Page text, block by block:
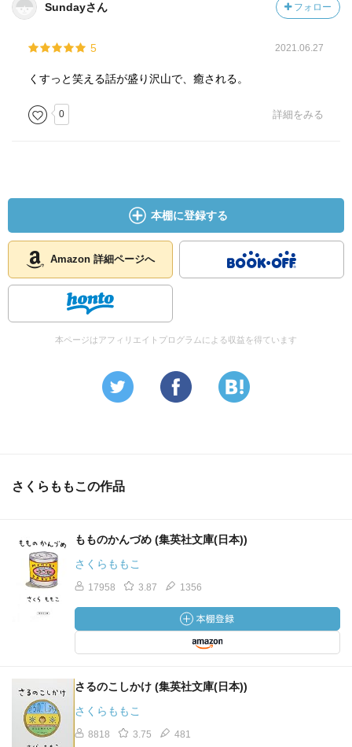
Sundayさん フォロー
5 2021.06.27
くすっと笑える話が盛り沢山で、癒される。
0 詳細をみる
本棚に登録する
Amazon 詳細ページへ
本ページはアフィリエイトプログラムによる収益を得ています
さくらももこの作品
もものかんづめ (集英社文庫(日本))
さくらももこ
17958 3.87 1356
さるのこしかけ (集英社文庫(日本))
さくらももこ
8818 3.75 481